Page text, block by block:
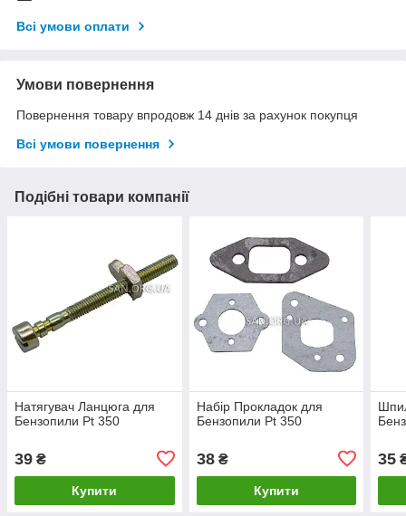
Всі умови оплати
Умови повернення
Повернення товару впродовж 14 днів за рахунок покупця
Всі умови повернення
Подібні товари компанії
Натягувач Ланцюга для
Бензопили Pt 350
39 ₴
Купити
Набір Прокладок для
Бензопили Pt 350
38₴
Купити
35